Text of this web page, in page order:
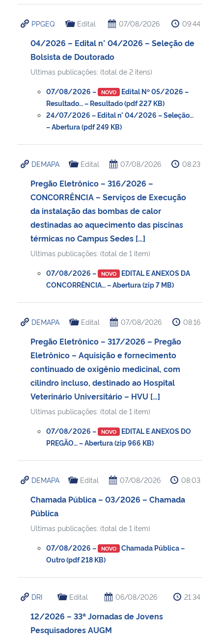
PPGEQ Edital 07/08/2026 09:44
04/2026 – Edital n° 04/2026 – Seleção de
Bolsista de Doutorado
Ultimas publicações: (total de 2 itens)
07/08/2026 – NOVO Edital Nº 05/2026 –
Resultado… – Resultado (pdf 227 KB)
24/07/2026 – Edital n° 04/2026 – Seleção…
– Abertura (pdf 249 KB)
DEMAPA Edital 07/08/2026 08:23
Pregão Eletrônico – 316/2026 –
CONCORRÊNCIA – Serviços de Execução
da instalação das bombas de calor
destinadas ao aquecimento das piscinas
térmicas no Campus Sedes […]
Ultimas publicações: (total de 1 item)
07/08/2026 – NOVO EDITAL E ANEXOS DA
CONCORRÊNCIA… – Abertura (zip 7 MB)
DEMAPA Edital 07/08/2026 08:16
Pregão Eletrônico – 317/2026 – Pregão
Eletrônico – Aquisição e fornecimento
continuado de oxigênio medicinal, com
cilindro incluso, destinado ao Hospital
Veterinário Universitário – HVU […]
Ultimas publicações: (total de 1 item)
07/08/2026 – NOVO EDITAL E ANEXOS DO
PREGÃO… – Abertura (zip 966 KB)
DEMAPA Edital 07/08/2026 08:03
Chamada Pública – 03/2026 – Chamada
Pública
Ultimas publicações: (total de 1 item)
07/08/2026 – NOVO Chamada Pública –
Outro (pdf 218 KB)
DRI Edital 06/08/2026 21:34
12/2026 – 33ª Jornadas de Jovens
Pesquisadores AUGM